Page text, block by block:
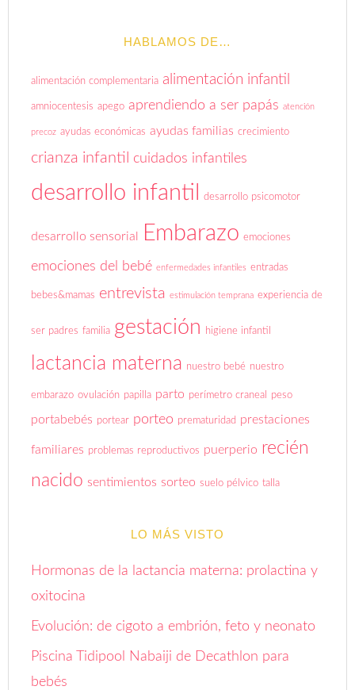
HABLAMOS DE…
alimentación complementaria alimentación infantil
amniocentesis apego aprendiendo a ser papás atención
precoz ayudas económicas ayudas familias crecimiento
crianza infantil cuidados infantiles
desarrollo infantil desarrollo psicomotor
desarrollo sensorial Embarazo emociones
emociones del bebé enfermedades infantiles entradas
bebes&mamas entrevista estimulación temprana experiencia de
ser padres familia gestación higiene infantil
lactancia materna nuestro bebé nuestro
embarazo ovulación papilla parto perímetro craneal peso
portabebés portear porteo prematuridad prestaciones
familiares problemas reproductivos puerperio recién
nacido sentimientos sorteo suelo pélvico talla
LO MÁS VISTO
Hormonas de la lactancia materna: prolactina y
oxitocina
Evolución: de cigoto a embrión, feto y neonato
Piscina Tidipool Nabaiji de Decathlon para
bebés